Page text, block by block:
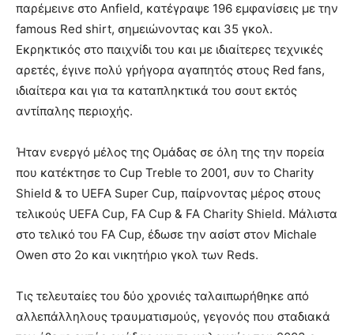
παρέμεινε στο Anfield, κατέγραψε 196 εμφανίσεις με την
famous Red shirt, σημειώνοντας και 35 γκολ.
Εκρηκτικός στο παιχνίδι του και με ιδιαίτερες τεχνικές
αρετές, έγινε πολύ γρήγορα αγαπητός στους Red fans,
ιδιαίτερα και για τα καταπληκτικά του σουτ εκτός
αντίπαλης περιοχής.
Ήταν ενεργό μέλος της Ομάδας σε όλη της την πορεία
που κατέκτησε το Cup Treble το 2001, συν τo Charity
Shield & το UEFA Super Cup, παίρνοντας μέρος στους
τελικούς UEFA Cup, FA Cup & FA Charity Shield. Μάλιστα
στο τελικό του FA Cup, έδωσε την ασίστ στον Michale
Owen στο 2ο και νικητήριο γκολ των Reds.
Τις τελευταίες του δύο χρονιές ταλαιπωρήθηκε από
αλλεπάλληλους τραυματισμούς, γεγονός που σταδιακά